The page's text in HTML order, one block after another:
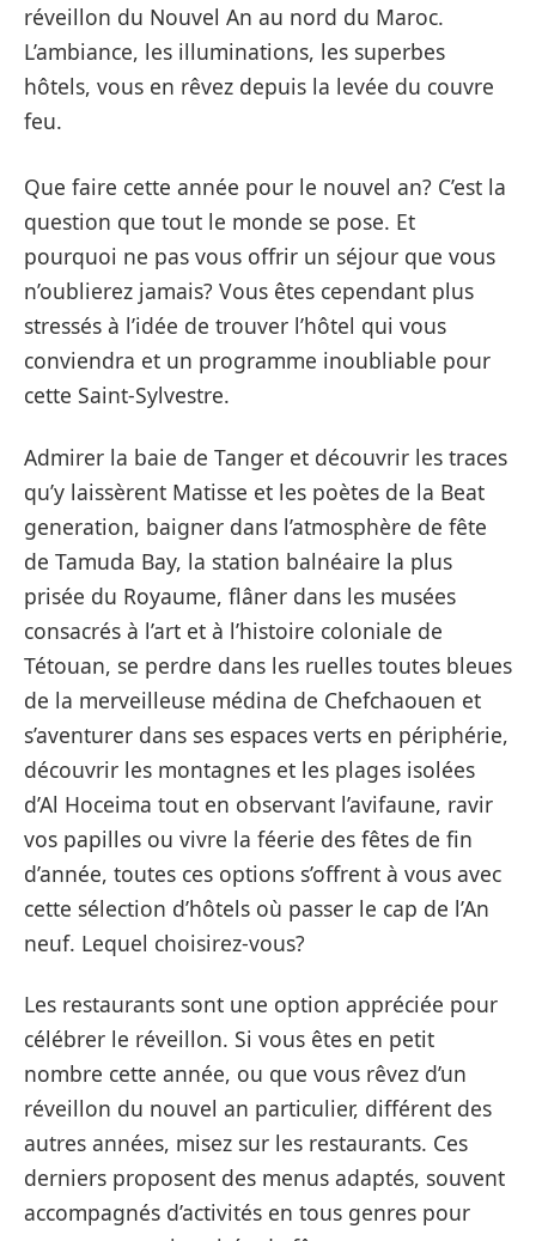
réveillon du Nouvel An au nord du Maroc.
L’ambiance, les illuminations, les superbes
hôtels, vous en rêvez depuis la levée du couvre
feu.
Que faire cette année pour le nouvel an? C’est la
question que tout le monde se pose. Et
pourquoi ne pas vous offrir un séjour que vous
n’oublierez jamais? Vous êtes cependant plus
stressés à l’idée de trouver l’hôtel qui vous
conviendra et un programme inoubliable pour
cette Saint-Sylvestre.
Admirer la baie de Tanger et découvrir les traces
qu’y laissèrent Matisse et les poètes de la Beat
generation, baigner dans l’atmosphère de fête
de Tamuda Bay, la station balnéaire la plus
prisée du Royaume, flâner dans les musées
consacrés à l’art et à l’histoire coloniale de
Tétouan, se perdre dans les ruelles toutes bleues
de la merveilleuse médina de Chefchaouen et
s’aventurer dans ses espaces verts en périphérie,
découvrir les montagnes et les plages isolées
d’Al Hoceima tout en observant l’avifaune, ravir
vos papilles ou vivre la féerie des fêtes de fin
d’année, toutes ces options s’offrent à vous avec
cette sélection d’hôtels où passer le cap de l’An
neuf. Lequel choisirez-vous?
Les restaurants sont une option appréciée pour
célébrer le réveillon. Si vous êtes en petit
nombre cette année, ou que vous rêvez d’un
réveillon du nouvel an particulier, différent des
autres années, misez sur les restaurants. Ces
derniers proposent des menus adaptés, souvent
accompagnés d’activités en tous genres pour